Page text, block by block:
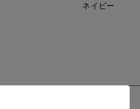
ネイビー